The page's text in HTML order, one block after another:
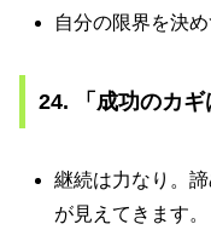
自分の限界を決
24. 「成功のカギ
継続は力なり。
が見えてきます。